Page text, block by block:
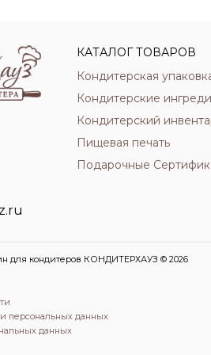
КАТАЛОГ ТОВАРОВ
Кондитерская
Кондитерские
Кондитерский
Пищевая печать
Подарочные
для кондитеров КОНДИТЕРХАУЗ © 2026
персональных данных
данных